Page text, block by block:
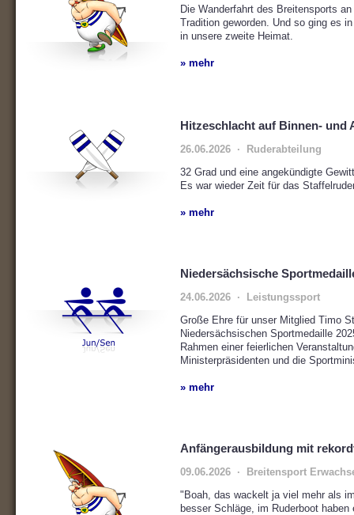
Die Wanderfahrt des Breitensports
Tradition geworden. Und so ging es
in unsere zweite Heimat.
» mehr
Hitzeschlacht auf Binnen- und
26.06.2026 · Ruderabteilung
32 Grad und eine angekündigte
Es war wieder Zeit für das
» mehr
Niedersächsische
24.06.2026 · Leistungssport
Große Ehre für unser Mitglied Timo
Niedersächsischen Sportmedaille
Rahmen einer feierlichen
Ministerpräsidenten und die
» mehr
Anfängerausbildung mit
09.06.2026 · Breitensport
"Boah, das wackelt ja viel mehr als
besser Schläge, im Ruderboot